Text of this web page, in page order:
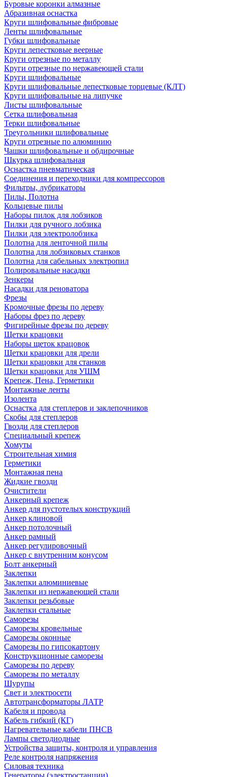
Буровые коронки алмазные
Абразивная оснастка
Круги шлифовальные фибровые
Ленты шлифовальные
Губки шлифовальные
Круги лепестковые веерные
Круги отрезные по металлу
Круги отрезные по нержавеющей стали
Круги шлифовальные
Круги шлифовальные лепестковые торцевые (КЛТ)
Круги шлифовальные на липучке
Листы шлифовальные
Сетка шлифовальная
Терки шлифовальные
Треугольники шлифовальные
Круги отрезные по алюминию
Чашки шлифовальные и обдирочные
Шкурка шлифовальная
Оснастка пневматическая
Соединения и переходники для компрессоров
Фильтры, лубрикаторы
Пилы, Полотна
Кольцевые пилы
Наборы пилок для лобзиков
Пилки для ручного лобзика
Пилки для электролобзика
Полотна для ленточной пилы
Полотна для лобзиковых станков
Полотна для сабельных электропил
Полировальные насадки
Зенкеры
Насадки для реноватора
Фрезы
Кромочные фрезы по дереву
Наборы фрез по дереву
Фигирейные фрезы по дереву
Щетки крацовки
Наборы щеток крацовок
Щетки крацовки для дрели
Щетки крацовки для станков
Щетки крацовки для УШМ
Крепеж, Пена, Герметики
Монтажные ленты
Изолента
Оснастка для степлеров и заклепочников
Скобы для степлеров
Гвозди для степлеров
Специальный крепеж
Хомуты
Строительная химия
Герметики
Монтажная пена
Жидкие гвозди
Очистители
Анкерный крепеж
Анкер для пустотелых конструкций
Анкер клиновой
Анкер потолочный
Анкер рамный
Анкер регулировочный
Анкер с внутренним конусом
Болт анкерный
Заклепки
Заклепки алюминиевые
Заклепки из нержавеющей стали
Заклепки резьбовые
Заклепки стальные
Саморезы
Саморезы кровельные
Саморезы оконные
Саморезы по гипсокартону
Конструкционные саморезы
Саморезы по дереву
Саморезы по металлу
Шурупы
Свет и электросети
Автотрансформаторы ЛАТР
Кабеля и провода
Кабель гибкий (КГ)
Нагревательные кабели ПНСВ
Лампы светодиодные
Устройства защиты, контроля и управления
Реле контроля напряжения
Силовая техника
Генераторы (электростанции)